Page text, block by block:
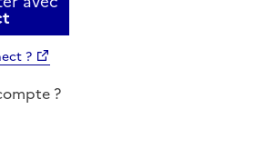
?
?